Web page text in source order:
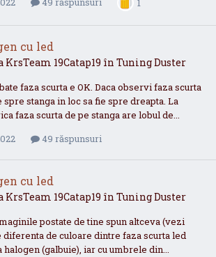
1
cu led
KrsTeam 19Catap19 în Tuning Duster
faza scurta e OK. Daca observi faza scurta
stanga in loc sa fie spre dreapta. La
faza scurta de pe stanga are lobul de...
49 răspunsuri
cu led
KrsTeam 19Catap19 în Tuning Duster
postate de tine spun altceva (vezi
diferenta de culoare dintre faza scurta led
halogen (galbuie), iar cu umbrele din...